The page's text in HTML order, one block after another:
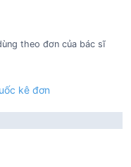
theo đơn của bác sĩ
kê đơn